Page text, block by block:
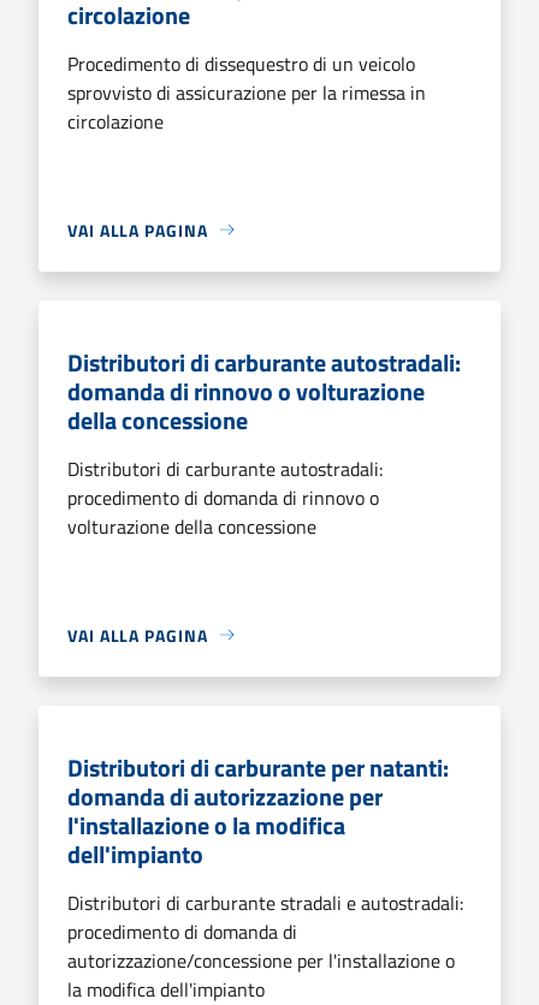
circolazione
Procedimento di dissequestro di un veicolo
sprovvisto di assicurazione per la rimessa in
circolazione
VAI ALLA PAGINA
Distributori di carburante autostradali:
domanda di rinnovo o volturazione
della concessione
Distributori di carburante autostradali:
procedimento di domanda di rinnovo o
volturazione della concessione
VAI ALLA PAGINA
Distributori di carburante per natanti:
domanda di autorizzazione per
l'installazione o la modifica
dell'impianto
Distributori di carburante stradali e autostradali:
procedimento di domanda di
autorizzazione/concessione per l'installazione o
la modifica dell'impianto